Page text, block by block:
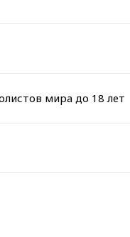
мира до 18 лет